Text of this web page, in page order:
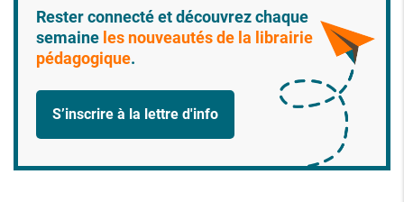
Rester connecté et découvrez chaque
semaine les nouveautés de la librairie
pédagogique.
S’inscrire à la lettre d'info